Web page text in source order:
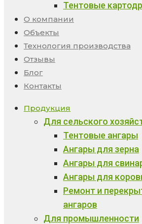
Тентовые
О компании
Объекты
Технология производства
Отзывы
Блог
Контакты
Продукция
Для сельского
Тентовые ангары
Ангары для зерна
Ангары для
Ангары для
Ремонт и
ангаров
Для промышленности